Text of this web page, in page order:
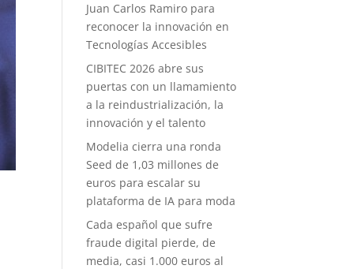
Juan Carlos Ramiro para
reconocer la innovación en
Tecnologías Accesibles
CIBITEC 2026 abre sus
puertas con un llamamiento
a la reindustrialización, la
innovación y el talento
Modelia cierra una ronda
Seed de 1,03 millones de
euros para escalar su
plataforma de IA para moda
Cada español que sufre
fraude digital pierde, de
media, casi 1.000 euros al